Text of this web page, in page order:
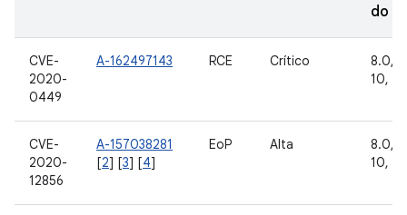
do
CVE-
2020-
0449
A-162497143 RCE Crítico
8.0,
10, 11
CVE-
2020-
12856
A-157038281
[2] [3] [4]
EoP Alta
8.0,
10, 11